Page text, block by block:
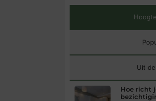
Uit
Hoe richt